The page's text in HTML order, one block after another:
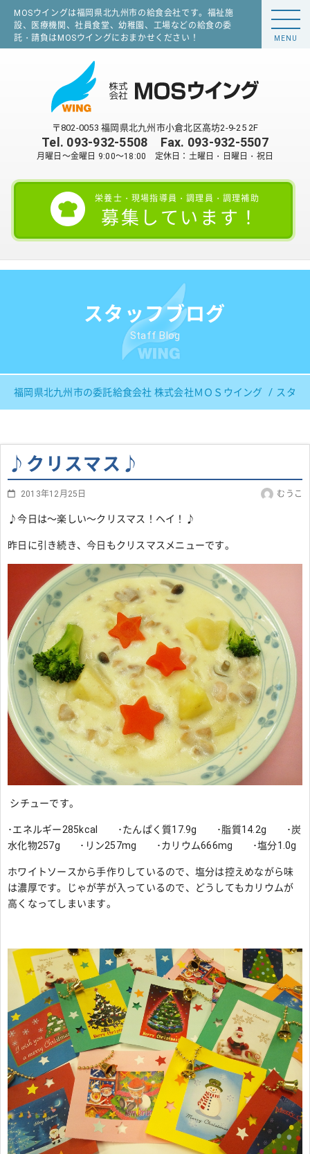
MOSウイングは福岡県北九州市の給食会社です。福祉施
設、医療機関、社員食堂、幼稚園、工場などの給食の委
託・請負はMOSウイングにおまかせください！
〒802-0053 福岡県北九州市小倉北区高坊2-9-25 2F
Tel. 093-932-5508 Fax. 093-932-5507
月曜日～金曜日 9:00～18:00 定休日：土曜日・日曜日・祝日
栄養士・現場指導員・調理員・調理補助
募集しています！
MENU
スタッフブログ
Staff Blog
福岡県北九州市の委託給食会社 株式会社ＭＯＳウイング スタッ
♪クリスマス♪
2013年12月25日 むうこ
♪今日は～楽しい～クリスマス！ヘイ！♪
昨日に引き続き、今日もクリスマスメニューです。
シチューです。
･エネルギー285kcal ･たんぱく質17.9g ･脂質14.2g ･炭
水化物257g ･リン257mg ･カリウム666mg ･塩分1.0g
ホワイトソースから手作りしているので、塩分は控えめながら味
は濃厚です。じゃが芋が入っているので、どうしてもカリウムが
高くなってしまいます。